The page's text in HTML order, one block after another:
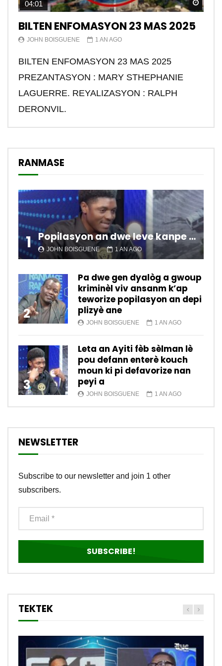
04:01
BILTEN ENFOMASYON 23 MAS 2025
JOHN BOISGUENE 1 AN AGO
BILTEN ENFOMASYON 23 MAS 2025
PREZANTASYON : MARY STHEPHANIE
LAGUERRE. REYALIZASYON : RALPH
DERONVIL.
RANMASE
1 Popilasyon an dwe leve kanpe pou chanje sitiyasyon kawotik l’ap viv nan peyi a.
JOHN BOISGUENE 1 AN AGO
2
Pa dwe gen dyalòg a gwoup
kriminèl viv ansanm k’ap
teworize popilasyon an depi
plizyè ane
JOHN BOISGUENE 1 AN AGO
3
Leta an Ayiti fèb sèlman lè
pou defann enterè kouch
moun ki pi defavorize nan
peyi a
JOHN BOISGUENE 1 AN AGO
NEWSLETTER
Subscribe to our newsletter and join 1 other
subscribers.
TEKTEK